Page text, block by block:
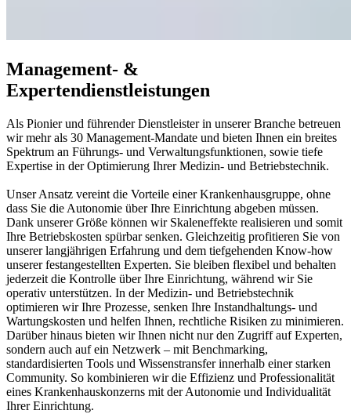
Management- &
Expertendienstleistungen
Als Pionier und führender Dienstleister in unserer Branche betreuen
wir mehr als 30 Management-Mandate und bieten Ihnen ein breites
Spektrum an Führungs- und Verwaltungsfunktionen, sowie tiefe
Expertise in der Optimierung Ihrer Medizin- und Betriebstechnik.
Unser Ansatz vereint die Vorteile einer Krankenhausgruppe, ohne
dass Sie die Autonomie über Ihre Einrichtung abgeben müssen.
Dank unserer Größe können wir Skaleneffekte realisieren und somit
Ihre Betriebskosten spürbar senken. Gleichzeitig profitieren Sie von
unserer langjährigen Erfahrung und dem tiefgehenden Know-how
unserer festangestellten Experten. Sie bleiben flexibel und behalten
jederzeit die Kontrolle über Ihre Einrichtung, während wir Sie
operativ unterstützen. In der Medizin- und Betriebstechnik
optimieren wir Ihre Prozesse, senken Ihre Instandhaltungs- und
Wartungskosten und helfen Ihnen, rechtliche Risiken zu minimieren.
Darüber hinaus bieten wir Ihnen nicht nur den Zugriff auf Experten,
sondern auch auf ein Netzwerk – mit Benchmarking,
standardisierten Tools und Wissenstransfer innerhalb einer starken
Community. So kombinieren wir die Effizienz und Professionalität
eines Krankenhauskonzerns mit der Autonomie und Individualität
Ihrer Einrichtung.